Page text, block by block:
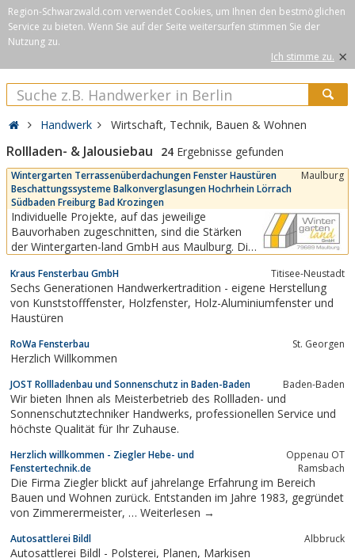
Region-Schwarzwald.com verwendet Cookies, um Ihnen den bestmöglichen
Service zu bieten. Wenn Sie auf der Seite weitersurfen stimmen Sie der
Nutzung zu.
Ich stimme zu. ×
Handwerk Wirtschaft, Technik, Bauen & Wohnen
Rollladen- & Jalousiebau 24 Ergebnisse gefunden
Wintergarten Terrassenüberdachungen Fenster Haustüren
Beschattungssysteme Balkonverglasungen Hochrhein Lörrach
Südbaden Freiburg Bad Krozingen
Maulburg
Individuelle Projekte, auf das jeweilige
Bauvorhaben zugeschnitten, sind die Stärken
der Wintergarten-land GmbH aus Maulburg. Die
neuesten Stand und umfasst mehrere
komplette Wintergärten, diverse
Terrassenüberdachungen, Glashäuser,
Lamellendächer sowie verschiedene...
Kraus Fensterbau GmbH Titisee-Neustadt
Sechs Generationen Handwerkertradition - eigene Herstellung
von Kunststofffenster, Holzfenster, Holz-Aluminiumfenster und
Haustüren
RoWa Fensterbau St. Georgen
Herzlich Willkommen
JOST Rollladenbau und Sonnenschutz in Baden-Baden Baden-Baden
Wir bieten Ihnen als Meisterbetrieb des Rollladen- und
Sonnenschutztechniker Handwerks, professionellen Service und
höchste Qualität für Ihr Zuhause.
Herzlich willkommen - Ziegler Hebe- und
Fenstertechnik.de
Oppenau OT
Ramsbach
Die Firma Ziegler blickt auf jahrelange Erfahrung im Bereich
Bauen und Wohnen zurück. Entstanden im Jahre 1983, gegründet
von Zimmerermeister, … Weiterlesen →
Autosattlerei Bildl Albbruck
Autosattlerei Bildl - Polsterei, Planen, Markisen